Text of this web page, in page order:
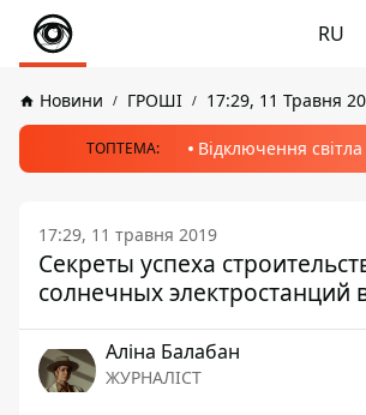
RU
Новини ГРОШІ 17:29, 11 Травня
ТОПТЕМА: Відключення світла
17:29, 11 травня 2019
Секреты успеха
солнечных электростанций
Аліна Балабан
ЖУРНАЛІСТ